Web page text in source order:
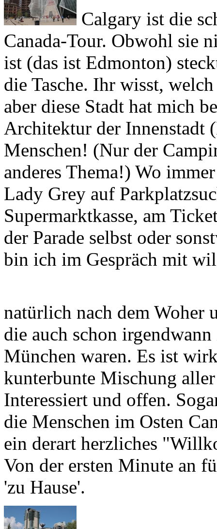
Canada-Tour. Obwohl sie
ist (das ist Edmonton)
die Tasche. Ihr wisst,
aber diese Stadt hat mich
Architektur der Innenstadt
Menschen! (Nur der
anderes Thema!) Wo
Lady Grey auf
Supermarktkasse, am
der Parade selbst oder
bin ich im Gespräch mit
die auch schon
München waren. Es ist
kunterbunte Mischung
Interessiert und offen.
die Menschen im Osten
ein derart herzliches
Von der ersten Minute an
'zu Hause'.